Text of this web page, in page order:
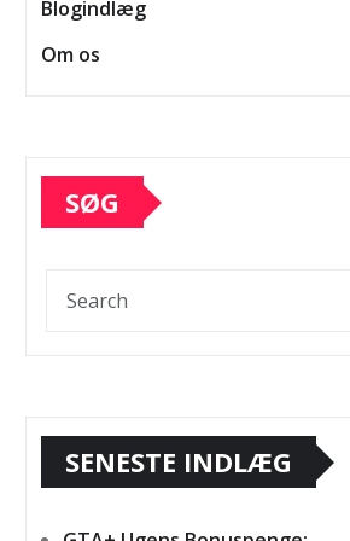
Blogindlæg
Om os
SØG
SENESTE INDLÆG